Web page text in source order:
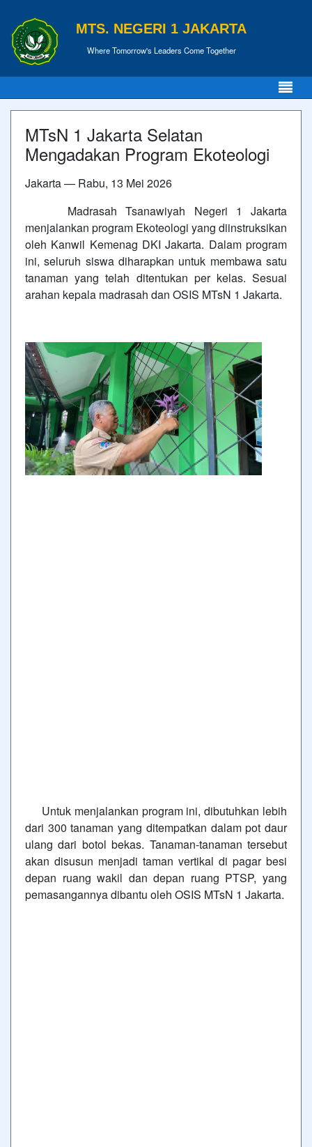
MTS. NEGERI 1 JAKARTA
Where Tomorrow's Leaders Come Together
MTsN 1 Jakarta Selatan
Mengadakan Program Ekoteologi
Jakarta — Rabu, 13 Mei 2026
Madrasah Tsanawiyah Negeri 1 Jakarta
menjalankan program Ekoteologi yang diinstruksikan
oleh Kanwil Kemenag DKI Jakarta. Dalam program
ini, seluruh siswa diharapkan untuk membawa satu
tanaman yang telah ditentukan per kelas. Sesuai
arahan kepala madrasah dan OSIS MTsN 1 Jakarta.
Untuk menjalankan program ini, dibutuhkan lebih
dari 300 tanaman yang ditempatkan dalam pot daur
ulang dari botol bekas. Tanaman-tanaman tersebut
akan disusun menjadi taman vertikal di pagar besi
depan ruang wakil dan depan ruang PTSP, yang
pemasangannya dibantu oleh OSIS MTsN 1 Jakarta.